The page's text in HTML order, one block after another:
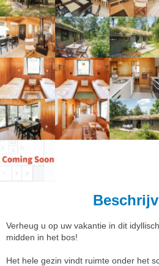
Verheug u op uw vakantie in dit
midden in het bos!
Het hele gezin vindt ruimte onder het